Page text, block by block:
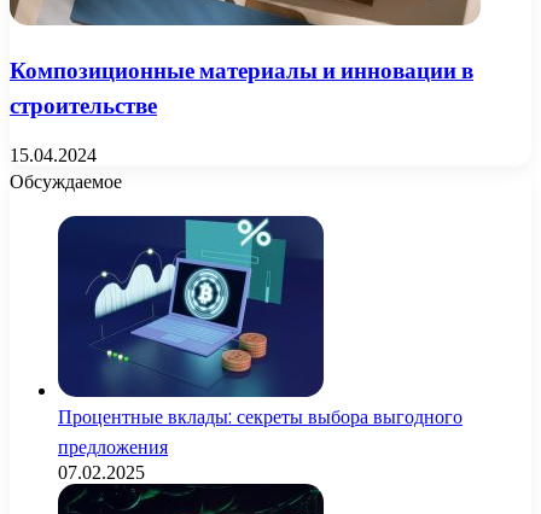
Композиционные материалы и инновации в
строительстве
15.04.2024
Обсуждаемое
Процентные вклады: секреты выбора выгодного
предложения
07.02.2025